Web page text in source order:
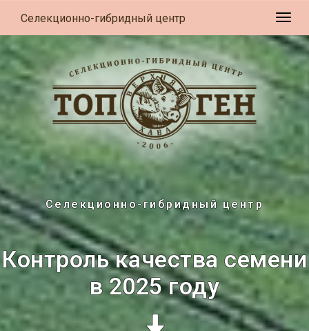
Селекционно-гибридный центр
Селекционно-гибридный центр
Контроль качества семени
в 2025 году